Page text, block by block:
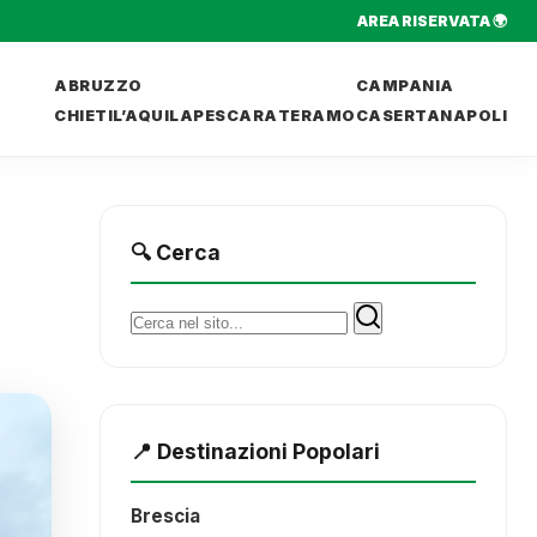
AREA RISERVATA 🌍
ABRUZZO
CHIETIL’AQUILAPESCARA TERAMO
CAMPANIA
CASERTANAPOLI
🔍 Cerca
Cerca:
📍 Destinazioni Popolari
Brescia